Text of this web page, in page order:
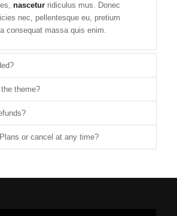
nasceturridiculus mus. Donec
nec, pellentesque eu, pretium
consequat massa quis enim.
theme?
or cancel at any time?